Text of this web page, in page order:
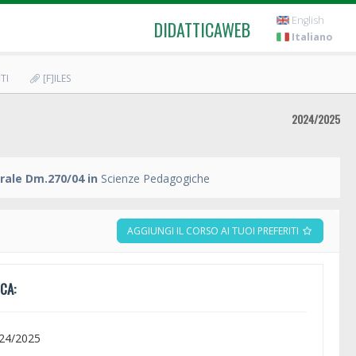
DIDATTICAWEB
English
Italiano
[F]ILES
2024/2025
Dm.270/04 in Scienze Pedagogiche
AGGIUNGI IL CORSO AI TUOI PREFERITI
2025